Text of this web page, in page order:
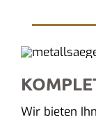
Wir bieten